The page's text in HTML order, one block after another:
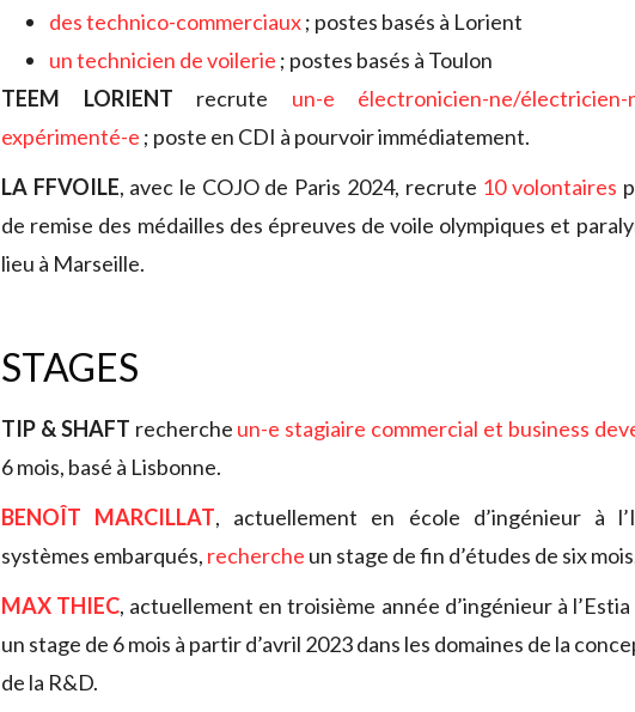
des technico-commerciaux; postes basés à Lorient
un technicien de voilerie ; postes basés à Toulon
TEEM LORIENT recrute un-e électronicien-ne/
expérimenté-e ; poste en CDI à pourvoir immédiatement.
LA FFVOILE, avec le COJO de Paris 2024, recrute 10 volontaires
de remise des médailles des épreuves de voile olympiques et
lieu à Marseille.
STAGES
TIP & SHAFT recherche un-e stagiaire commercial et business
6 mois, basé à Lisbonne.
BENOÎT MARCILLAT, actuellement en école d’ingénieur à
systèmes embarqués, recherche un stage de fin d’études de six
MAX THIEC, actuellement en troisième année d’ingénieur à
un stage de 6 mois à partir d’avril 2023 dans les domaines de la
de la R&D.